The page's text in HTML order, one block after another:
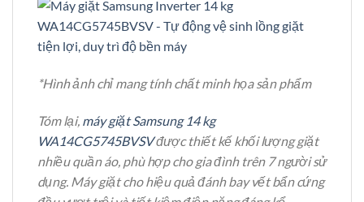
*Hình ảnh chỉ mang tính chất minh họa sản phẩm
Tóm lại, máy giặt Samsung 14 kg
WA14CG5745BVSVđược thiết kế khối lượng giặt
nhiều quần áo, phù hợp cho gia đình trên 7 người sử
dụng. Máy giặt cho hiệu quả đánh bay vết bẩn cứng